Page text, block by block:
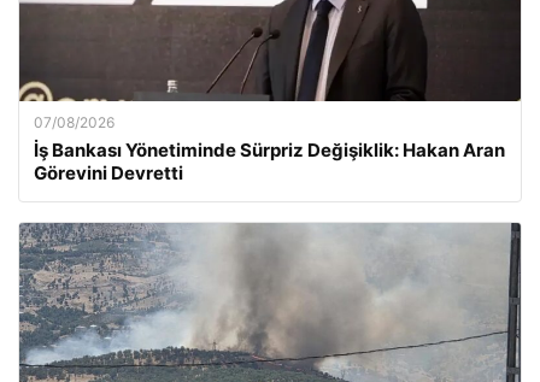
07/08/2026
İş Bankası Yönetiminde Sürpriz Değişiklik: Hakan Aran
Görevini Devretti